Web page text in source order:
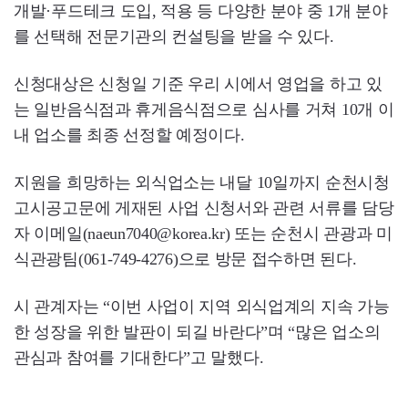
개발·푸드테크 도입, 적용 등 다양한 분야 중 1개 분야
를 선택해 전문기관의 컨설팅을 받을 수 있다.
신청대상은 신청일 기준 우리 시에서 영업을 하고 있
는 일반음식점과 휴게음식점으로 심사를 거쳐 10개 이
내 업소를 최종 선정할 예정이다.
지원을 희망하는 외식업소는 내달 10일까지 순천시청
고시공고문에 게재된 사업 신청서와 관련 서류를 담당
자 이메일(naeun7040@korea.kr) 또는 순천시 관광과 미
식관광팀(061-749-4276)으로 방문 접수하면 된다.
시 관계자는 “이번 사업이 지역 외식업계의 지속 가능
한 성장을 위한 발판이 되길 바란다”며 “많은 업소의
관심과 참여를 기대한다”고 말했다.